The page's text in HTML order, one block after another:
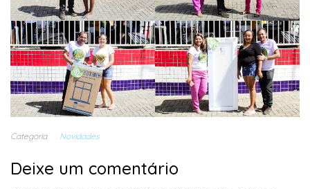
Categoria Novidades
Deixe um comentário